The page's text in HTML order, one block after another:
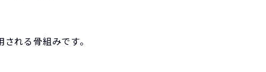
れる骨組みです。